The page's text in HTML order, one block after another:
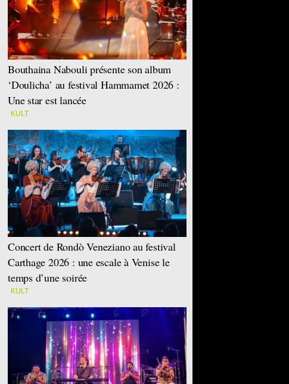
Bouthaina Nabouli présente son album
‘Doulicha’ au festival Hammamet 2026 :
Une star est lancée
KULT
Concert de Rondò Veneziano au festival
Carthage 2026 : une escale à Venise le
temps d’une soirée
KULT